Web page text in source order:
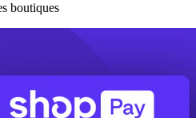
boutiques